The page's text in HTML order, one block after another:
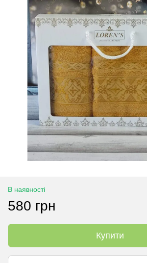
В наявності
580 грн
Купити